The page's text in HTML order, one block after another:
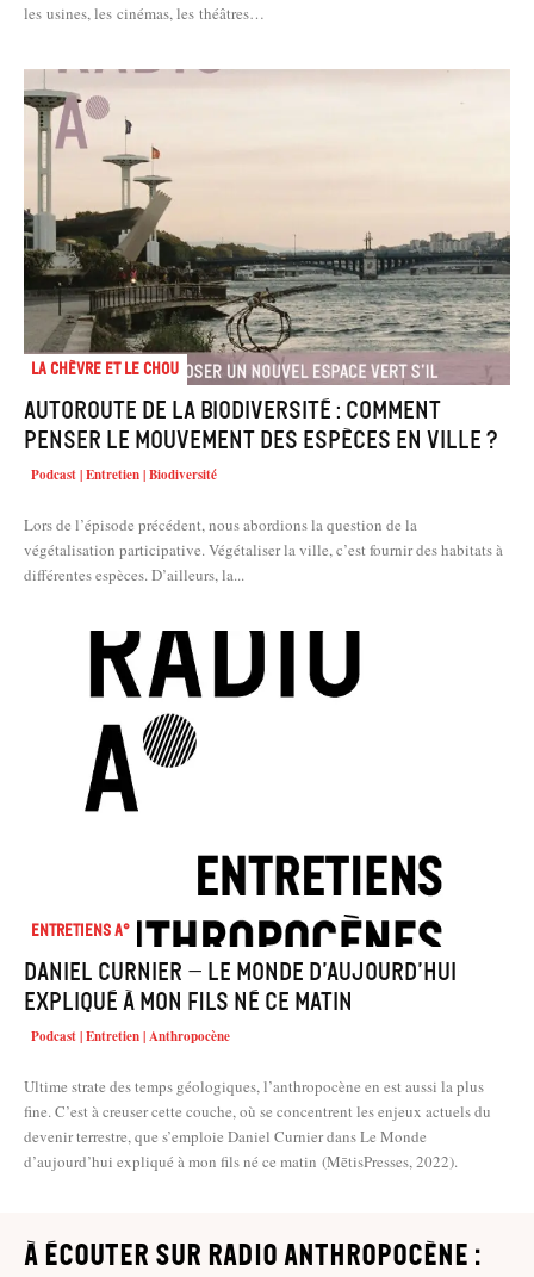
les usines, les cinémas, les théâtres…
La chèvre et le chou
Autoroute de la biodiversité : comment
penser le mouvement des espèces en ville ?
Podcast | Entretien | Biodiversité
Lors de l’épisode précédent, nous abordions la question de la
végétalisation participative. Végétaliser la ville, c’est fournir des habitats à
différentes espèces. D’ailleurs, la...
Entretiens A°
Daniel Curnier – Le Monde d’aujourd’hui
expliqué à mon fils né ce matin
Podcast | Entretien | Anthropocène
Ultime strate des temps géologiques, l’anthropocène en est aussi la plus
fine. C’est à creuser cette couche, où se concentrent les enjeux actuels du
devenir terrestre, que s’emploie Daniel Curnier dans Le Monde
d’aujourd’hui expliqué à mon fils né ce matin (MētisPresses, 2022).
à écouter sur Radio Anthropocène :